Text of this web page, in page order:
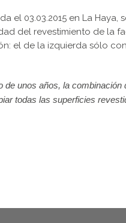
el 03.03.2015 en La
del revestimiento de la
el de la izquierda sólo
de unos años, la
todas las superficies